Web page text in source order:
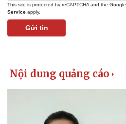
This site is protected by reCAPTCHA and the Google
Service apply.
Gửi tin